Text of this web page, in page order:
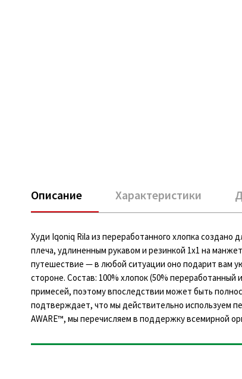
Описание Характеристики
Худи Iqoniq Rila из переработанного хлопка
плеча, удлиненным рукавом и резинкой 1х1 на
путешествие — в любой ситуации оно подарит вам
стороне. Состав: 100% хлопок (50%
примесей, поэтому впоследствии может быть
подтверждает, что мы действительно используем
AWARE™, мы перечисляем в поддержку всемирной